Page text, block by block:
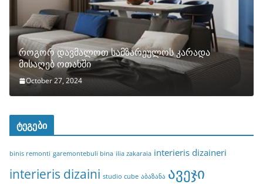
როგორ დავმალოთ სამზარეულოს კარადა
მისაღებ ოთახში
October 27, 2024
ტეგები
binis remonti garemontebuli bina ilia zakaraia interieris dizaineri
interieris dizaini studio cube აბაზანა ავეჯი